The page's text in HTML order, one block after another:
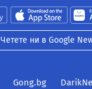
Четете ни в Google
Gong.bg